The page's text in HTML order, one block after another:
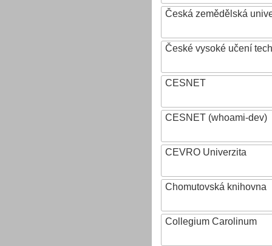
Česká zemědělská
České vysoké učení
CESNET
CESNET (whoami-dev)
CEVRO Univerzita
Chomutovská knihovna
Collegium Carolinum